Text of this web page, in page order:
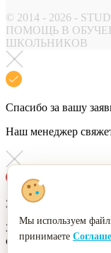
© 2014 - 2026 -
ПОМОЩЬ В
ШКОЛЬНИКОВ
Спасибо за вашу
Наш менеджер
Заявка не отправлена!
Заполните,
отправку.
Мы используем
принимаете